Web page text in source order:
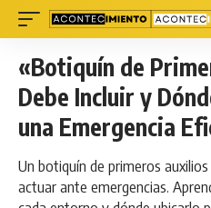
«Botiquín de
Debe Incluir y
una Emergencia
Un botiquín de primeros
actuar ante emergencias.